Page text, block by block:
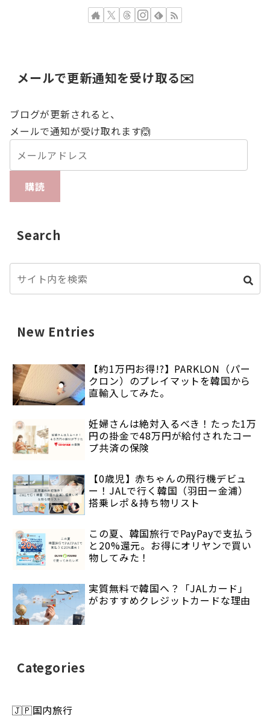
メールで更新通知を受け取る✉️
ブログが更新されると、
メールで通知が受け取れます🙆
購読
Search
New Entries
【約1万円お得!?】PARKLON（パー
クロン）のプレイマットを韓国から
直輸入してみた。
妊婦さんは絶対入るべき！たった1万
円の掛金で48万円が給付されたコー
プ共済の保険
【0歳児】赤ちゃんの飛行機デビュ
ー！JALで行く韓国（羽田ー金浦）
搭乗レポ＆持ち物リスト
この夏、韓国旅行でPayPayで支払う
と20%還元。お得にオリヤンで買い
物してみた！
実質無料で韓国へ？「JALカード」
がおすすめクレジットカードな理由
Categories
🇯🇵国内旅行